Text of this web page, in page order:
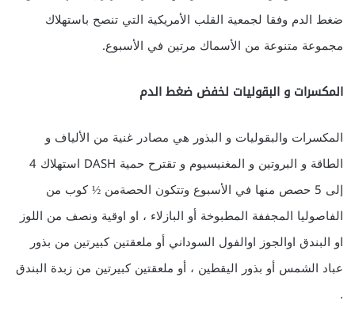
ضغط الدم وفقا لجمعية القلب الأمريكية التي تنصح باستهلاك
مجموعة متنوعة من الأسماك مرتين في الأسبوع.
المكسرات و البقوليات لخفض ضغط الدم
المكسرات والبقوليات و البذور هي مصادر غنية من الألياف و
الطاقة و البروتين و المغنيسيوم و تقترح حمية DASH استهلاك 4
إلى 5 حصص منها في الأسبوع وتتكون الحصةمن ½ كوب من
الفاصوليا المجففة المطبوخة أو البازلاء ، او اوقية ونصف من اللوز
او البندق اوالجوز اوالفول السوداني أو ملعقتين كبيرتين من بذور
عباد الشمس أو بذور اليقطين ، أو ملعقتين كبيرتين من زبدة البندق
.